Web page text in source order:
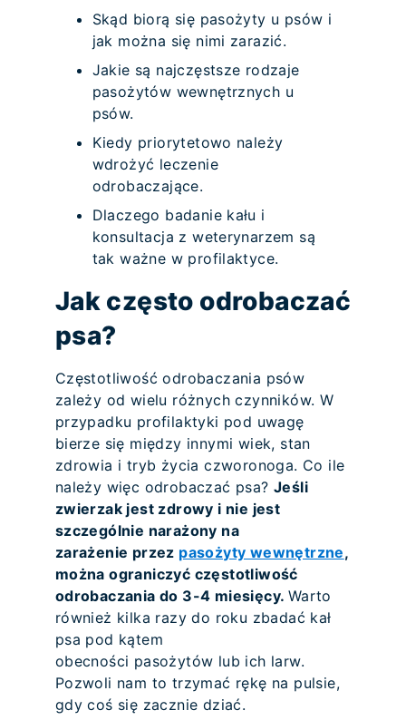
Skąd biorą się pasożyty u psów i
jak można się nimi zarazić.
Jakie są najczęstsze rodzaje
pasożytów wewnętrznych u
psów.
Kiedy priorytetowo należy
wdrożyć leczenie
odrobaczające.
Dlaczego badanie kału i
konsultacja z weterynarzem są
tak ważne w profilaktyce.
Jak często odrobaczać
psa?
Częstotliwość odrobaczania psów
zależy od wielu różnych czynników. W
przypadku profilaktyki pod uwagę
bierze się między innymi wiek, stan
zdrowia i tryb życia czworonoga. Co ile
należy więc odrobaczać psa? Jeśli
zwierzak jest zdrowy i nie jest
szczególnie narażony na
zarażenie przez pasożyty wewnętrzne,
można ograniczyć częstotliwość
odrobaczania do 3-4 miesięcy. Warto
również kilka razy do roku zbadać kał
psa pod kątem
obecności pasożytów lub ich larw.
Pozwoli nam to trzymać rękę na pulsie,
gdy coś się zacznie dziać.